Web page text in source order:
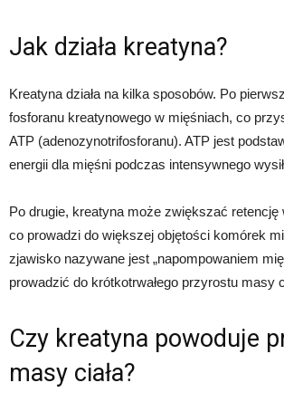
Jak działa kreatyna?
Kreatyna działa na kilka sposobów. Po
fosforanu kreatynowego w mięśniach, co
ATP (adenozynotrifosforanu). ATP jest
energii dla mięśni podczas intensywnego
Po drugie, kreatyna może zwiększać retencję
co prowadzi do większej objętości komórek
zjawisko nazywane jest „napompowaniem
prowadzić do krótkotrwałego przyrostu masy
Czy kreatyna powoduje
masy ciała?